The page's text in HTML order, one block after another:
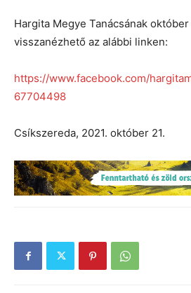
Hargita Megye Tanácsának
visszanézhető az alábbi linken:
https://www.facebook.com/
67704498
Csíkszereda, 2021. október 21.